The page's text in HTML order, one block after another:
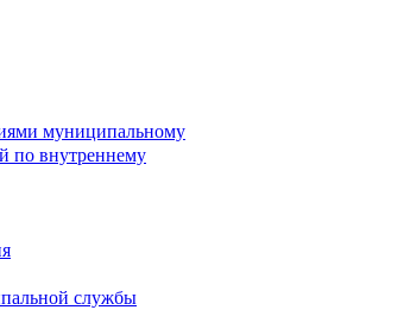
муниципальному
по внутреннему
службы